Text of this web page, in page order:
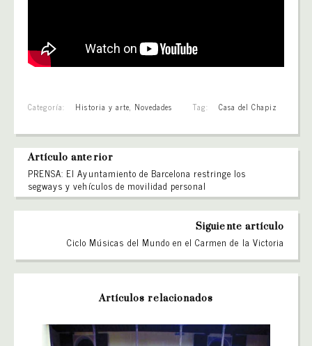
Categoría: Historia y arte, Novedades Tag: Casa del Chapiz
Artículo anterior
PRENSA: El Ayuntamiento de Barcelona restringe los
segways y vehículos de movilidad personal
Siguiente artículo
Ciclo Músicas del Mundo en el Carmen de la Victoria
Artículos relacionados